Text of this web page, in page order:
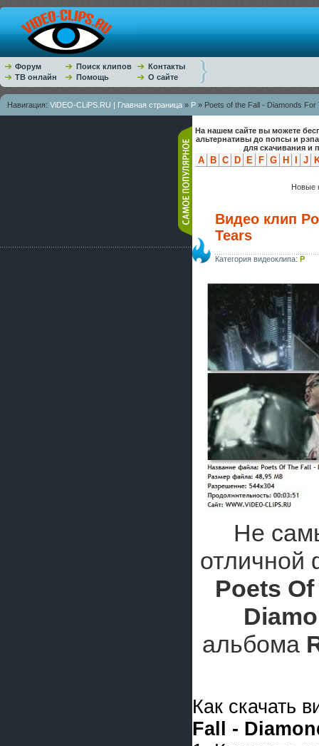
Форум Поиск клипов
Контакты
ТВ онлайн
Помощь О сайте
Навигация: ViDEO-CLiPS.RU | Главная страница » P » Poets of the Fall - Diamonds For
На нашем сайте вы можете
альтернативы до попсы и
для скачивания и
A B C D E F G H J
Новые
Видео клип
Tears
Категория видеоклипа: P
Не
отличной
Poets
альбома
Как скачать
Fall -